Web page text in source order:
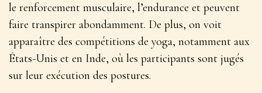
le renforcement musculaire, l’endurance et peuvent
faire transpirer abondamment. De plus, on voit
apparaître des compétitions de yoga, notamment aux
États-Unis et en Inde, où les participants sont jugés
sur leur exécution des postures.